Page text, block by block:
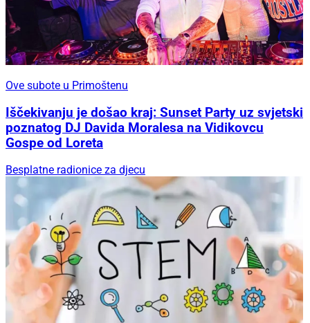
Ove subote u Primoštenu
Iščekivanju je došao kraj: Sunset Party uz svjetski
poznatog DJ Davida Moralesa na Vidikovcu
Gospe od Loreta
Besplatne radionice za djecu